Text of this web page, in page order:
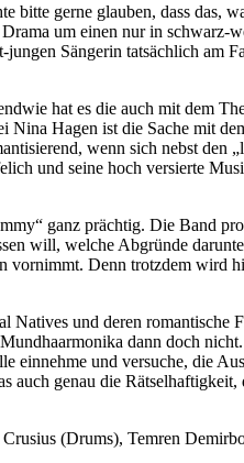
gerne glauben, dass das,
um einen nur in
Sängerin tatsächlich
hat es die auch mit dem
Hagen ist die Sache mit
wenn sich nebst den
und seine hoch versierte
ganz prächtig. Die Band
will, welche Abgründe
vornimmt. Denn trotzdem
und deren romantische
dann doch
einnehme und versuche, die
genau die
(Drums), Temren